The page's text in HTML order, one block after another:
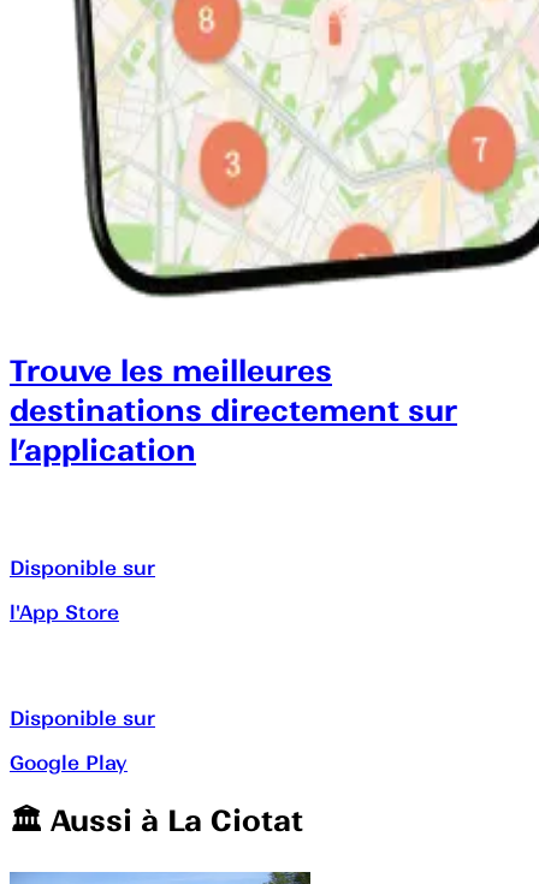
Trouve les meilleures
destinations directement sur
l’application
Disponible sur
l'App Store
Disponible sur
Google Play
🏛️️ Aussi à La Ciotat